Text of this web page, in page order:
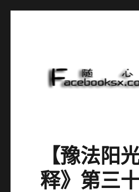
【豫法阳
释》第三